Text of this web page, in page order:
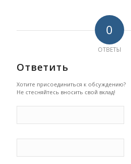
0
ОТВЕТЫ
Ответить
Хотите присоединиться к обсуждению?
Не стесняйтесь вносить свой вклад!